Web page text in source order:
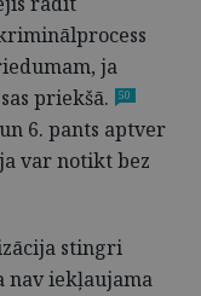
ja
priekšā.
50
6. pants aptver
var notikt bez
stingri
nav iekļaujama